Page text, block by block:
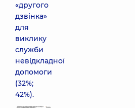
«другого
дзвінка»
для
виклику
служби
невідкладної
допомоги
(32%;
42%).